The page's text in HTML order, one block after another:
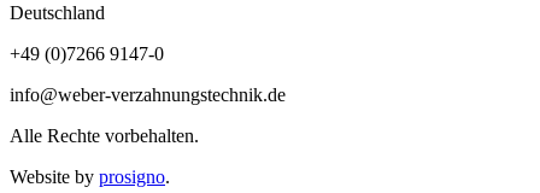
Deutschland
+49 (0)7266 9147-0
info@weber-verzahnungstechnik.de
Alle Rechte vorbehalten.
Website by prosigno.